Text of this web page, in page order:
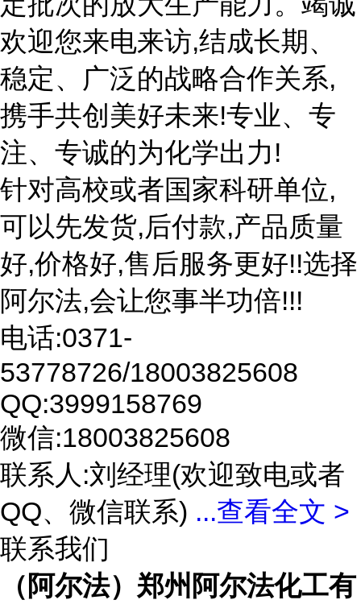
欢迎您来电来访,结成长期、
稳定、广泛的战略合作关系,
携手共创美好未来!专业、专
注、专诚的为化学出力!
针对高校或者国家科研单位,
可以先发货,后付款,产品质量
好,价格好,售后服务更好!!选择
阿尔法,会让您事半功倍!!!
电话:0371-
53778726/18003825608
QQ:3999158769
微信:18003825608
联系人:刘经理(欢迎致电或者
QQ、微信联系) ...查看全文 >
联系我们
（阿尔法）郑州阿尔法化工有